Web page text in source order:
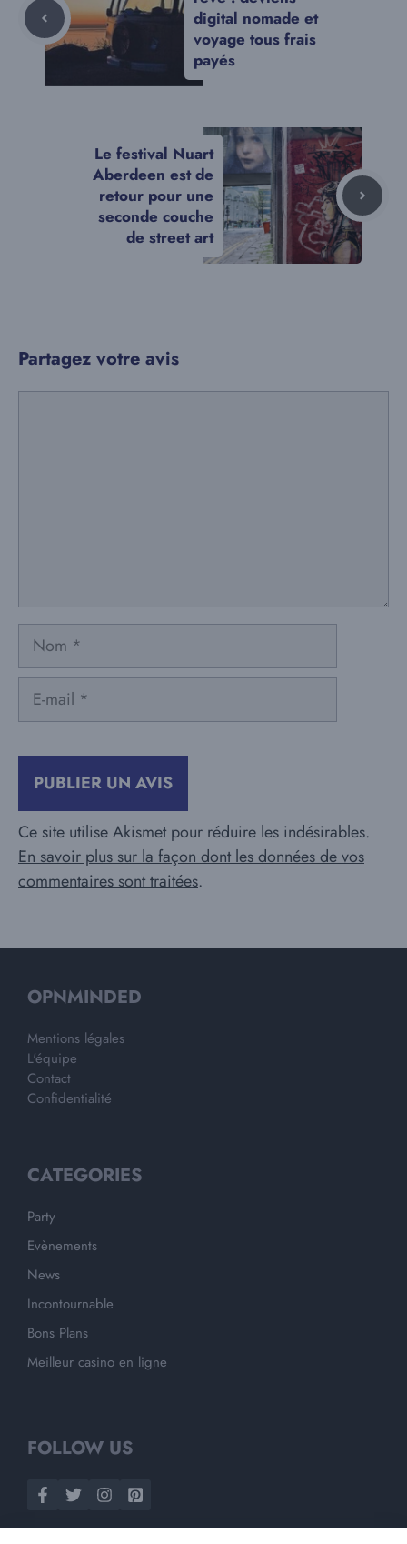
digital nomade et
voyage tous frais
payés
Le festival Nuart
Aberdeen est de
retour pour une
seconde couche
de street art
Partagez votre avis
Nom
mail
Ce site utilise Akismet pour réduire les indésirables.
En savoir plus sur la façon dont les données de vos
commentaires sont traitées.
OPNMINDED
Mentions légales
L'équipe
Contact
Confidentialité
CATEGORIES
Party
Evènements
News
Incontournable
Bons Plans
Meilleur casino en ligne
FOLLOW US